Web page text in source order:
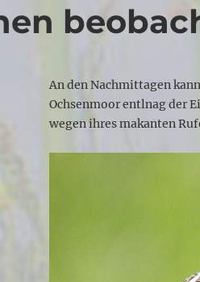
An den Nachmittagen
Ochsenmoor entlnag der
wegen ihres makanten